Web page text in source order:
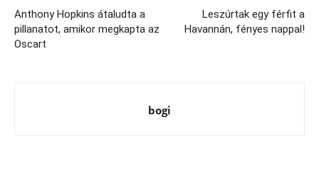
Anthony Hopkins átaludta a
pillanatot, amikor megkapta az
Oscart
Leszúrtak egy férfit a
Havannán, fényes nappal!
bogi